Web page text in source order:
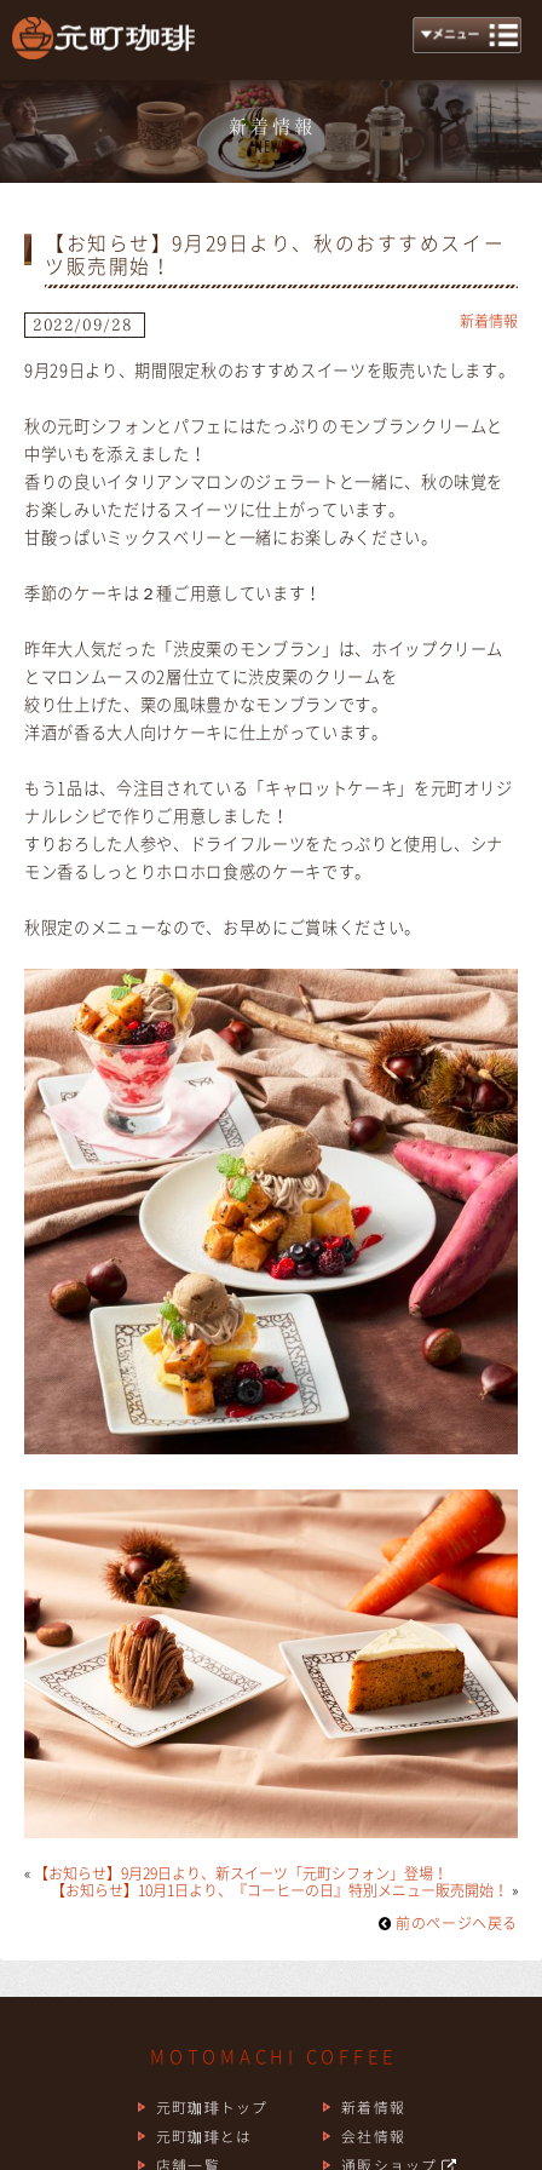
新着情報
News
【お知らせ】9月29日より、秋のおすすめスイー
ツ販売開始！
新着情報
2022/09/28
9月29日より、期間限定秋のおすすめスイーツを販売いたします。
秋の元町シフォンとパフェにはたっぷりのモンブランクリームと
中学いもを添えました！
香りの良いイタリアンマロンのジェラートと一緒に、秋の味覚を
お楽しみいただけるスイーツに仕上がっています。
甘酸っぱいミックスベリーと一緒にお楽しみください。
季節のケーキは２種ご用意しています！
昨年大人気だった「渋皮栗のモンブラン」は、ホイップクリーム
とマロンムースの2層仕立てに渋皮栗のクリームを
絞り仕上げた、栗の風味豊かなモンブランです。
洋酒が香る大人向けケーキに仕上がっています。
もう1品は、今注目されている「キャロットケーキ」を元町オリジ
ナルレシピで作りご用意しました！
すりおろした人参や、ドライフルーツをたっぷりと使用し、シナ
モン香るしっとりホロホロ食感のケーキです。
秋限定のメニューなので、お早めにご賞味ください。
« 【お知らせ】9月29日より、新スイーツ「元町シフォン」登場！
【お知らせ】10月1日より、『コーヒーの日』特別メニュー販売開始！ »
前のページヘ戻る
MOTOMACHI COFFEE
元町珈琲トップ
元町珈琲とは
店舗一覧
新着情報
会社情報
通販ショップ